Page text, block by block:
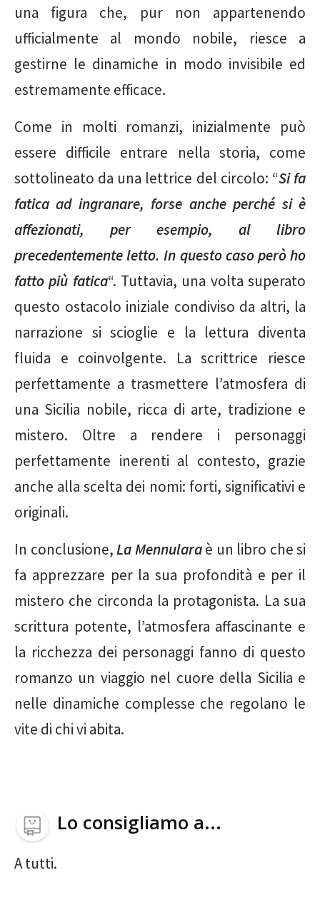
una figura che, pur non appartenendo
ufficialmente al mondo nobile, riesce a
gestirne le dinamiche in modo invisibile ed
estremamente efficace.
Come in molti romanzi, inizialmente può
essere difficile entrare nella storia, come
sottolineato da una lettrice del circolo: “Si fa
fatica ad ingranare, forse anche perché si è
affezionati, per esempio, al libro
precedentemente letto. In questo caso però ho
fatto più fatica“. Tuttavia, una volta superato
questo ostacolo iniziale condiviso da altri, la
narrazione si scioglie e la lettura diventa
fluida e coinvolgente. La scrittrice riesce
perfettamente a trasmettere l’atmosfera di
una Sicilia nobile, ricca di arte, tradizione e
mistero. Oltre a rendere i personaggi
perfettamente inerenti al contesto, grazie
anche alla scelta dei nomi: forti, significativi e
originali.
In conclusione,La Mennularaè un libro che si
fa apprezzare per la sua profondità e per il
mistero che circonda la protagonista. La sua
scrittura potente, l’atmosfera affascinante e
la ricchezza dei personaggi fanno di questo
romanzo un viaggio nel cuore della Sicilia e
nelle dinamiche complesse che regolano le
vite di chi vi abita.
Lo consigliamo a...
A tutti.